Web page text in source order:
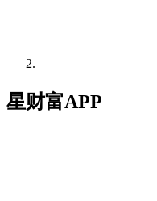
星财富APP